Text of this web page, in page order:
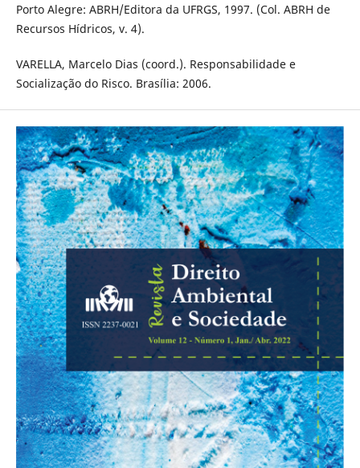
Porto Alegre: ABRH/Editora da UFRGS, 1997. (Col. ABRH de
Recursos Hídricos, v. 4).
VARELLA, Marcelo Dias (coord.). Responsabilidade e
Socialização do Risco. Brasília: 2006.